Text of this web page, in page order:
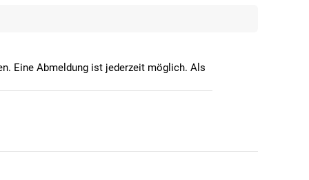
Eine Abmeldung ist jederzeit möglich. Als